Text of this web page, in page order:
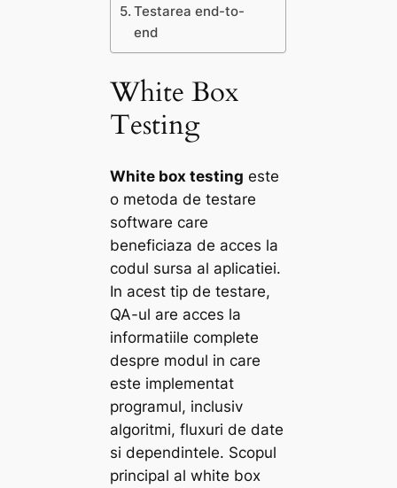
Testarea end-to-
end
White Box
Testing
White box testing este
o metoda de testare
software care
beneficiaza de acces la
codul sursa al aplicatiei.
In acest tip de testare,
QA-ul are acces la
informatiile complete
despre modul in care
este implementat
programul, inclusiv
algoritmi, fluxuri de date
si dependintele. Scopul
principal al white box